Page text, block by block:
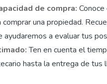
de compra:
comprar una propiedad.
ayudaremos a evaluar tus
Ten en cuenta el
hasta la entrega de